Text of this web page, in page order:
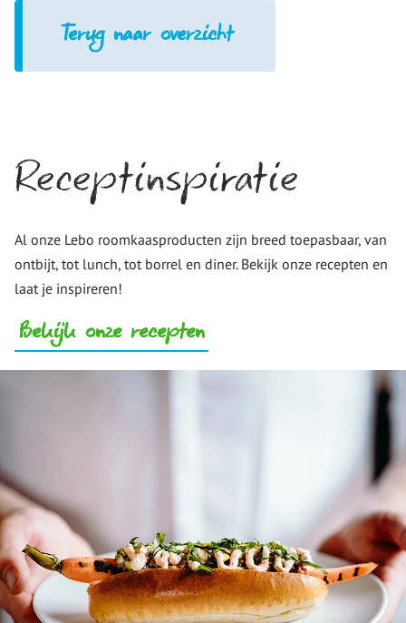
Terug naar overzicht
Receptinspiratie
Al onze Lebo roomkaasproducten zijn breed toepasbaar, van
ontbijt, tot lunch, tot borrel en diner. Bekijk onze recepten en
laat je inspireren!
Bekijk onze recepten